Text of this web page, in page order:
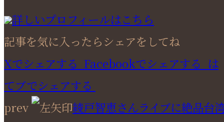
詳しいプロフィールはこちら
記事を気に入ったらシェアをしてね
Xでシェアする Facebookでシェアする は
てブでシェアする
prev
綾戸智恵さんライブに絶品台